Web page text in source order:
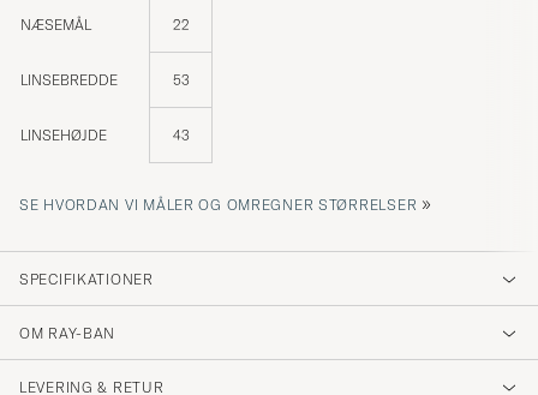
NÆSEMÅL 22
LINSEBREDDE 53
LINSEHØJDE 43
SE HVORDAN VI MÅLER OG OMREGNER STØRRELSER »
SPECIFIKATIONER
OM RAY-BAN
LEVERING & RETUR